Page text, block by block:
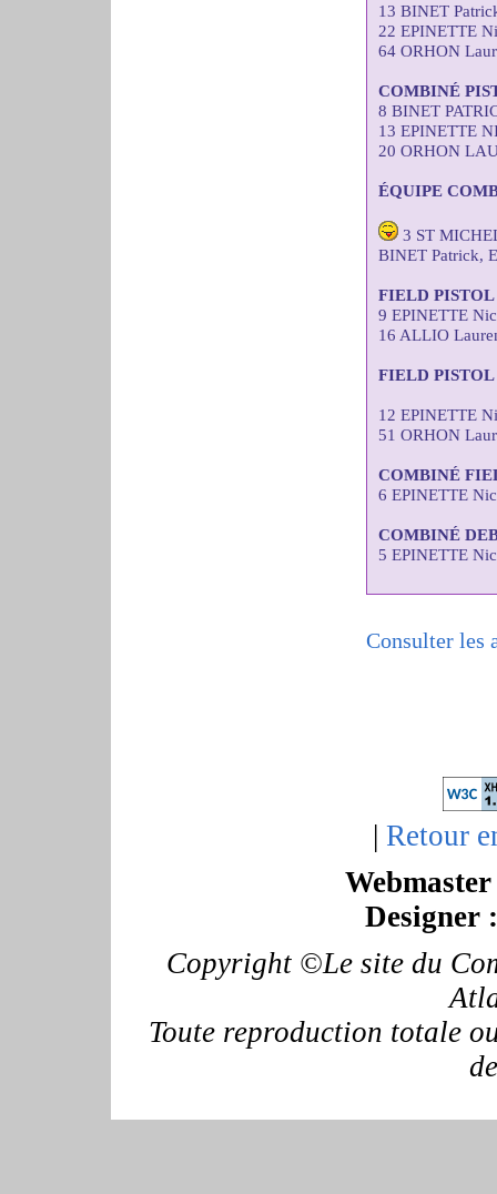
13 BINET
22 EPINETTE
64 ORHON
COMBINÉ
8 BINET
13 EPINETTE
20 ORHON
ÉQUIPE
3 ST
BINET Patrick,
FIELD
9 EPINETTE
16 ALLIO
FIELD
12 EPINETTE
51 ORHON
COMBINÉ
6 EPINETTE
COMBINÉ
5 EPINETTE
Consulter les
| Retour
Designer :
Copyright ©Le site du
Toute reproduction totale